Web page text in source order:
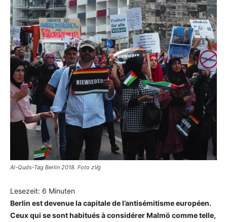
Al-Quds-Tag Berlin 2018. Foto zVg
Lesezeit: 6 Minuten
Berlin est devenue la capitale de l’antisémitisme européen.
Ceux qui se sont habitués à considérer Malmö comme telle,